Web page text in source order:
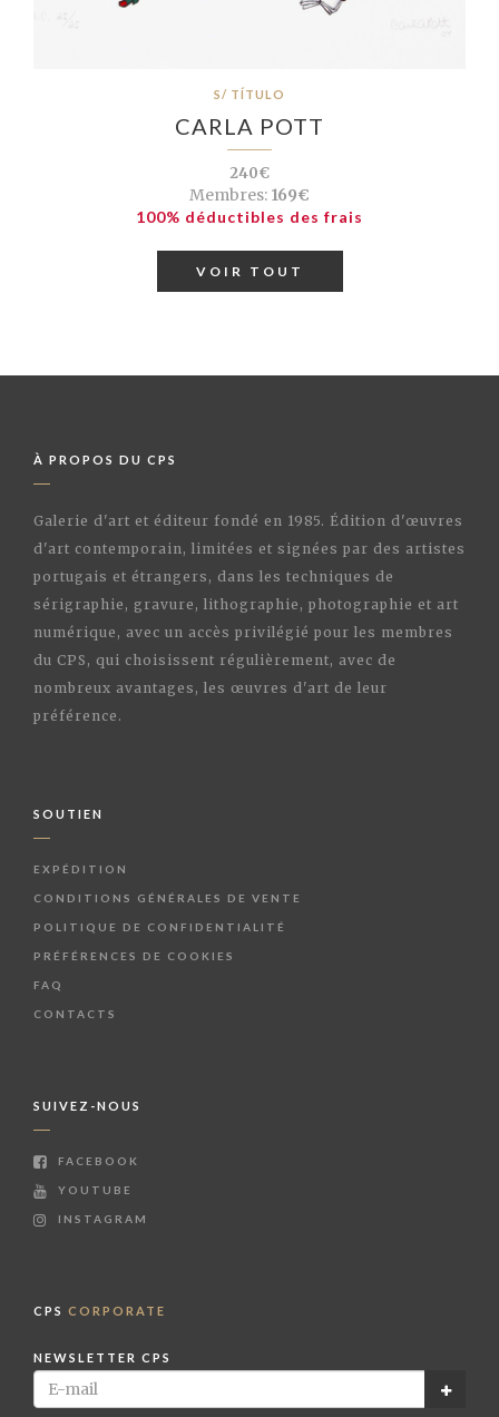
S/ TÍTULO
CARLA POTT
240€
Membres: 169€
100% déductibles des frais
VOIR TOUT
À PROPOS DU CPS
Galerie d'art et éditeur fondé en 1985. Édition d'œuvres
d'art contemporain, limitées et signées par des artistes
portugais et étrangers, dans les techniques de
sérigraphie, gravure, lithographie, photographie et art
numérique, avec un accès privilégié pour les membres
du CPS, qui choisissent régulièrement, avec de
nombreux avantages, les œuvres d'art de leur
préférence.
SOUTIEN
EXPÉDITION
CONDITIONS GÉNÉRALES DE VENTE
POLITIQUE DE CONFIDENTIALITÉ
PRÉFÉRENCES DE COOKIES
FAQ
CONTACTS
SUIVEZ-NOUS
FACEBOOK
YOUTUBE
INSTAGRAM
CPS CORPORATE
NEWSLETTER CPS